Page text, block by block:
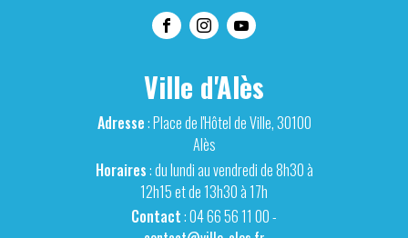
Ville d'Alès
Adresse: Place de l'Hôtel de Ville, 30100
Alès
Horaires: du lundi au vendredi de 8h30 à
12h15 et de 13h30 à 17h
Contact: 04 66 56 11 00 -